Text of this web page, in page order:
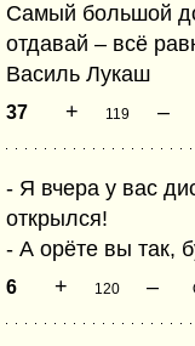
Самый большой
отдавай – всё
Василь Лукаш
37 + 119 –
- Я вчера у вас
открылся!
- А орёте вы так,
6 + 120 –